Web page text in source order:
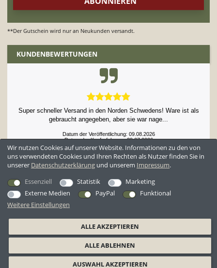
**Der Gutschein wird nur an Neukunden versandt.
KUNDENBEWERTUNGEN
Super schneller Versand in den Norden Schwedens! Ware ist als
gebraucht angegeben, aber sie war nage...
Datum der Veröffentlichung: 09.08.2026
Datum der Kauferfahrung: 29.07.2026
Wir nutzen Cookies auf unserer Website. Informationen zu den von
uns verwendeten Cookies und Ihren Rechten als Nutzer finden Sie in
unserer Daten­schutz­erklärung und unserem Impressum.
Essenziell
Statistik
Marketing
Externe Medien
PayPal
Funktional
Weitere Einstellungen
ALLE AKZEPTIEREN
ALLE ABLEHNEN
AUSWAHL AKZEPTIEREN
AGB Datenschutzerklärung Widerrufsrecht
Widerrufsformular
Barrierefreiheitserklärung
Impressum
© 2026 BW-Shop GmbH